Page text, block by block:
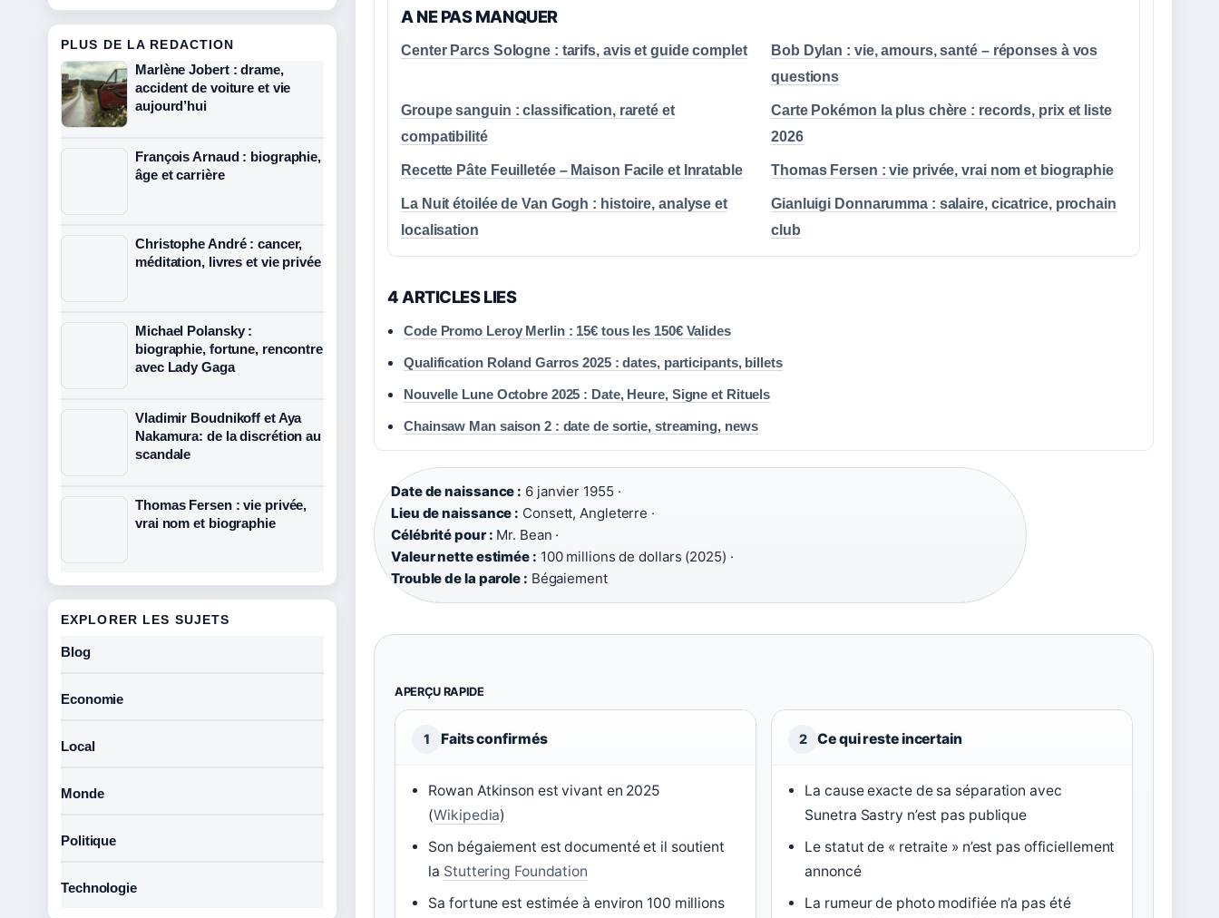
A NE PAS MANQUER
Center Parcs Sologne : tarifs, avis et guide complet
Bob Dylan : vie, amours, santé – réponses à vos
questions
Groupe sanguin : classification, rareté et
compatibilité
Carte Pokémon la plus chère : records, prix et liste
2026
Recette Pâte Feuilletée – Maison Facile et Inratable Thomas Fersen : vie privée, vrai nom et biographie
La Nuit étoilée de Van Gogh : histoire, analyse et
localisation
Gianluigi Donnarumma : salaire, cicatrice, prochain
club
4 ARTICLES LIES
Code Promo Leroy Merlin : 15€ tous les 150€ Valides
Qualification Roland Garros 2025 : dates, participants, billets
Nouvelle Lune Octobre 2025 : Date, Heure, Signe et Rituels
Chainsaw Man saison 2 : date de sortie, streaming, news
Date de naissance : 6 janvier 1955 ·
Lieu de naissance : Consett, Angleterre ·
Célébrité pour : Mr. Bean ·
Valeur nette estimée : 100 millions de dollars (2025) ·
Trouble de la parole : Bégaiement
APERÇU RAPIDE
1 Faits confirmés
Rowan Atkinson est vivant en 2025
(Wikipedia)
Son bégaiement est documenté et il soutient
la Stuttering Foundation
Sa fortune est estimée à environ 100 millions
2 Ce qui reste incertain
La cause exacte de sa séparation avec
Sunetra Sastry n’est pas publique
Le statut de « retraite » n’est pas officiellement
annoncé
La rumeur de photo modifiée n’a pas été
PLUS DE LA REDACTION
Marlène Jobert : drame,
accident de voiture et vie
aujourd’hui
François Arnaud : biographie,
âge et carrière
Christophe André : cancer,
méditation, livres et vie privée
Michael Polansky :
biographie, fortune, rencontre
avec Lady Gaga
Vladimir Boudnikoff et Aya
Nakamura: de la discrétion au
scandale
Thomas Fersen : vie privée,
vrai nom et biographie
EXPLORER LES SUJETS
Blog
Economie
Local
Monde
Politique
Technologie